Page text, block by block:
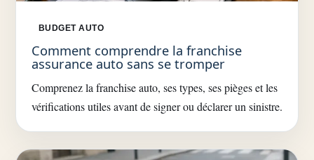
BUDGET AUTO
Comment comprendre la franchise
assurance auto sans se tromper
Comprenez la franchise auto, ses types, ses pièges et les
vérifications utiles avant de signer ou déclarer un sinistre.